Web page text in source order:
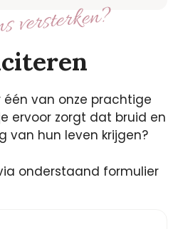
versterken?
één van onze prachtige
ervoor zorgt dat bruid en
van hun leven krijgen?
onderstaand formulier